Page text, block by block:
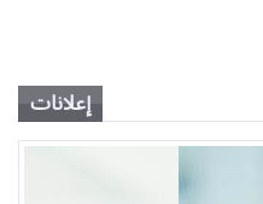
إعلانات